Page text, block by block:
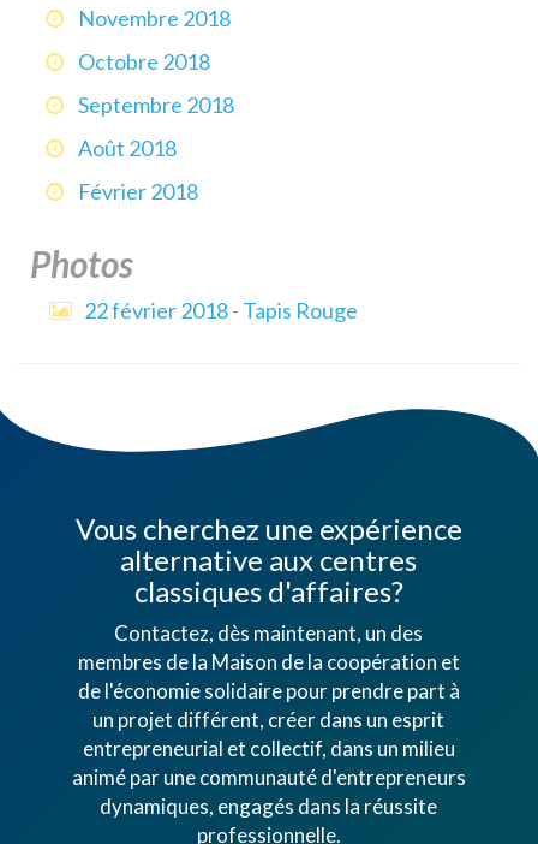
Novembre 2018
Octobre 2018
Septembre 2018
Août 2018
Février 2018
Photos
22 février 2018 - Tapis Rouge
Vous cherchez une expérience
alternative aux centres
classiques d'affaires?
Contactez, dès maintenant, un des
membres de la Maison de la coopération et
de l'économie solidaire pour prendre part à
un projet différent, créer dans un esprit
entrepreneurial et collectif, dans un milieu
animé par une communauté d'entrepreneurs
dynamiques, engagés dans la réussite
professionnelle.